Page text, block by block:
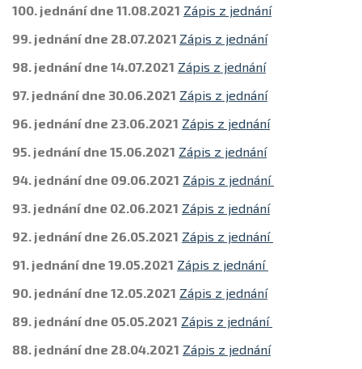
100. jednání dne 11.08.2021 Zápis z jednání
99. jednání dne 28.07.2021 Zápis z jednání
98. jednání dne 14.07.2021 Zápis z jednání
97. jednání dne 30.06.2021 Zápis z jednání
96. jednání dne 23.06.2021 Zápis z jednání
95. jednání dne 15.06.2021 Zápis z jednání
94. jednání dne 09.06.2021 Zápis z jednání
93. jednání dne 02.06.2021 Zápis z jednání
92. jednání dne 26.05.2021 Zápis z jednání
91. jednání dne 19.05.2021 Zápis z jednání
90. jednání dne 12.05.2021 Zápis z jednání
89. jednání dne 05.05.2021 Zápis z jednání
88. jednání dne 28.04.2021 Zápis z jednání